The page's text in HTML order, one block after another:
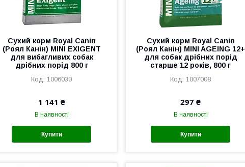
Сухий корм Royal Canin
(Роял Канін) MINI EXIGENT
для вибагливих собак
дрібних порід 800 г
1006030
1 141 ₴
В наявності
Купити
Сухий корм Royal Canin
(Роял Канін) MINI AGEING 12+
для собак дрібних порід
старше 12 років, 800 г
1007008
297 ₴
В наявності
Купити